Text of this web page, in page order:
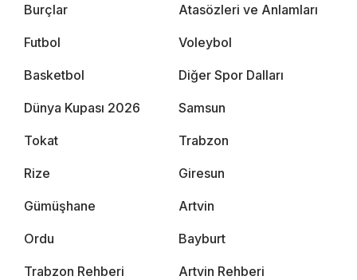
Burçlar Atasözleri ve Anlamları
Futbol Voleybol
Basketbol Diğer Spor Dalları
Dünya Kupası 2026 Samsun
Tokat Trabzon
Rize Giresun
Gümüşhane Artvin
Ordu Bayburt
Trabzon Rehberi Artvin Rehberi